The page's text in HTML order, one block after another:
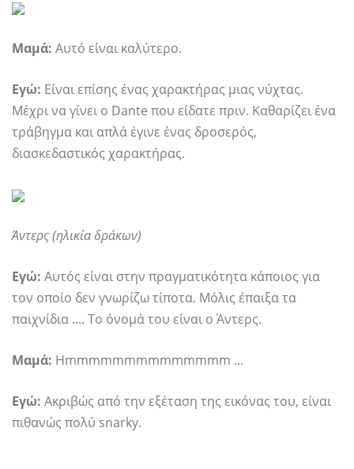
Μαμά: Αυτό είναι καλύτερο.
Εγώ: Είναι επίσης ένας χαρακτήρας μιας νύχτας.
Μέχρι να γίνει ο Dante που είδατε πριν. Καθαρίζει ένα
τράβηγμα και απλά έγινε ένας δροσερός,
διασκεδαστικός χαρακτήρας.
Άντερς (ηλικία δράκων)
Εγώ: Αυτός είναι στην πραγματικότητα κάποιος για
τον οποίο δεν γνωρίζω τίποτα. Μόλις έπαιξα τα
παιχνίδια .... Το όνομά του είναι ο Άντερς.
Μαμά: Hmmmmmmmmmmmmmm ...
Εγώ: Ακριβώς από την εξέταση της εικόνας του, είναι
πιθανώς πολύ snarky.